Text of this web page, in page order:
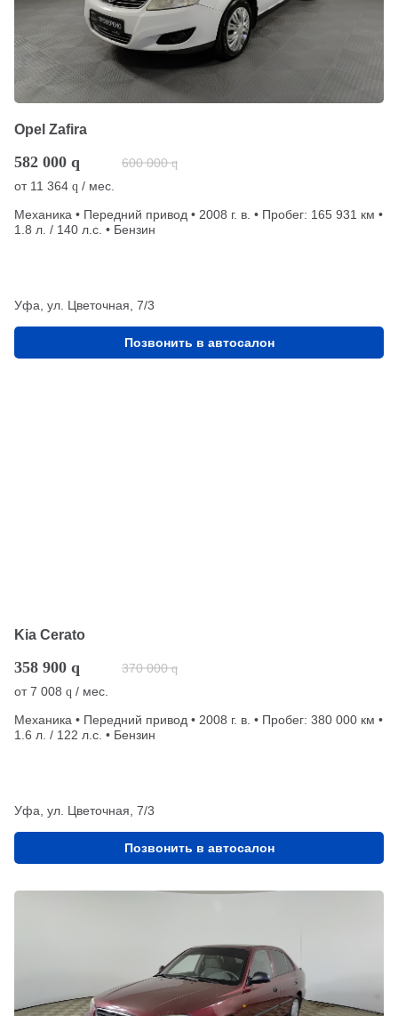
Opel Zafira
582 000 q 600 000 q
от 11 364 q / мес.
Механика • Передний привод • 2008 г. в. • Пробег: 165 931 км •
1.8 л. / 140 л.с. • Бензин
Уфа, ул. Цветочная, 7/3
Позвонить в автосалон
Kia Cerato
358 900 q 370 000 q
от7 008 q / мес.
Механика • Передний привод • 2008 г. в. • Пробег: 380 000 км •
1.6 л. / 122 л.с. • Бензин
Уфа, ул. Цветочная, 7/3
Позвонить в автосалон